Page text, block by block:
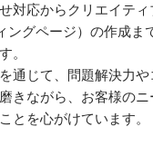
対応からクリエイテ
ングページ）の作成ま
。
通じて、問題解決力
きながら、お客様の
とを心がけています。